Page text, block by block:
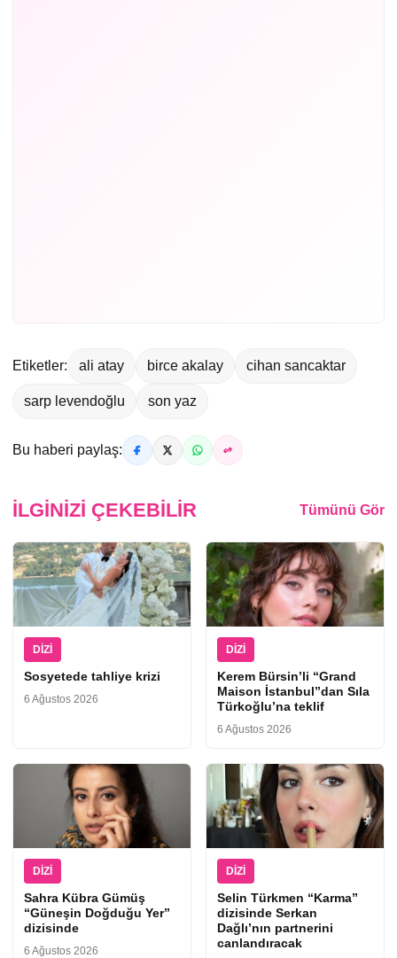
Etiketler: ali atay birce akalay cihan sancaktar
sarp levendoğlu son yaz
Bu haberi paylaş:
İLGINIZI ÇEKEBILIR Tümünü Gör
DIZI
Sosyetede tahliye krizi
6 Ağustos 2026
DIZI
Kerem Bürsin’li “Grand
Maison İstanbul”dan Sıla
Türkoğlu’na teklif
6 Ağustos 2026
DIZI
Sahra Kübra Gümüş
“Güneşin Doğduğu Yer”
dizisinde
6 Ağustos 2026
DIZI
Selin Türkmen “Karma”
dizisinde Serkan
Dağlı’nın partnerini
canlandıracak